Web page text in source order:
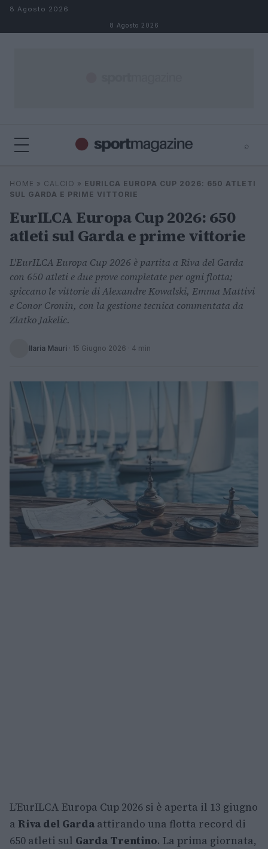
Salta al contenuto
8 Agosto 2026
8 Agosto 2026
⌕
Cerca
⌕ ×
HOME » CALCIO » EURILCA EUROPA CUP 2026: 650 ATLETI
SUL GARDA E PRIME VITTORIE
EurILCA Europa Cup 2026: 650
atleti sul Garda e prime vittorie
L'EurILCA Europa Cup 2026 è partita a Riva del Garda
con 650 atleti e due prove completate per ogni flotta;
spiccano le vittorie di Alexandre Kowalski, Emma Mattivi
e Conor Cronin, con la gestione tecnica commentata da
Zlatko Jakelic.
Ilaria Mauri · 15 Giugno 2026 · 4 min
L’EurILCA Europa Cup 2026 si è aperta il 13 giugno
a Riva del Garda attirando una flotta record di
650 atleti sul Garda Trentino. La prima giornata,